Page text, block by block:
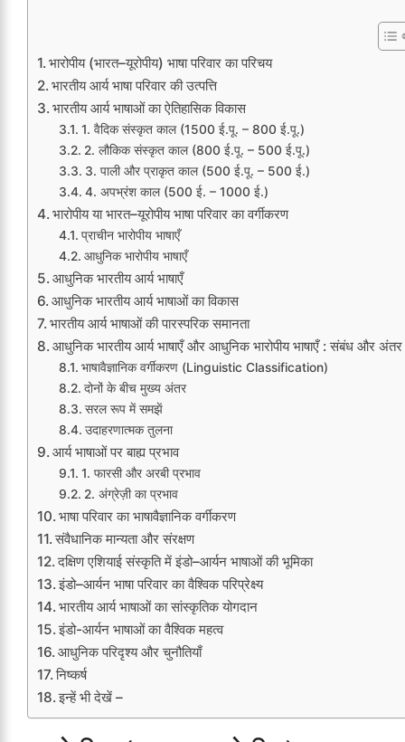
भारोपीय (भारत–यूरोपीय) भाषा परिवार का परिचय
भारतीय आर्य भाषा परिवार की उत्पत्ति
भारतीय आर्य भाषाओं का ऐतिहासिक विकास
1. वैदिक संस्कृत काल (1500 ई.पू. – 800 ई.पू.)
2. लौकिक संस्कृत काल (800 ई.पू. – 500 ई.पू.)
3. पाली और प्राकृत काल (500 ई.पू. – 500 ई.)
4. अपभ्रंश काल (500 ई. – 1000 ई.)
भारोपीय या भारत–यूरोपीय भाषा परिवार का वर्गीकरण
प्राचीन भारोपीय भाषाएँ
आधुनिक भारोपीय भाषाएँ
आधुनिक भारतीय आर्य भाषाएँ
आधुनिक भारतीय आर्य भाषाओं का विकास
भारतीय आर्य भाषाओं की पारस्परिक समानता
आधुनिक भारतीय आर्य भाषाएँ और आधुनिक भारोपीय भाषाएँ : संबंध और अंतर
भाषावैज्ञानिक वर्गीकरण (Linguistic Classification)
दोनों के बीच मुख्य अंतर
सरल रूप में समझें
उदाहरणात्मक तुलना
आर्य भाषाओं पर बाह्य प्रभाव
1. फारसी और अरबी प्रभाव
2. अंग्रेज़ी का प्रभाव
भाषा परिवार का भाषावैज्ञानिक वर्गीकरण
संवैधानिक मान्यता और संरक्षण
दक्षिण एशियाई संस्कृति में इंडो–आर्यन भाषाओं की भूमिका
इंडो–आर्यन भाषा परिवार का वैश्विक परिप्रेक्ष्य
भारतीय आर्य भाषाओं का सांस्कृतिक योगदान
इंडो-आर्यन भाषाओं का वैश्विक महत्व
आधुनिक परिदृश्य और चुनौतियाँ
निष्कर्ष
इन्हें भी देखें –